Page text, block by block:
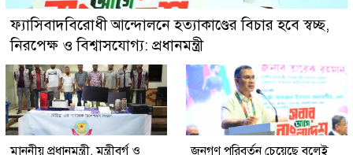
ফ্যাসিবাদবিরোধী আন্দোলনে হত্যাকাণ্ডের বিচার হবে স্বচ্ছ,
নিরপেক্ষ ও বিশ্বাসযোগ্য: প্রধানমন্ত্রী
মাননীয় প্রধানমন্ত্রী, মন্ত্রীবর্গ ও
জনগণ পরিবর্তন চেয়েছে বলেই